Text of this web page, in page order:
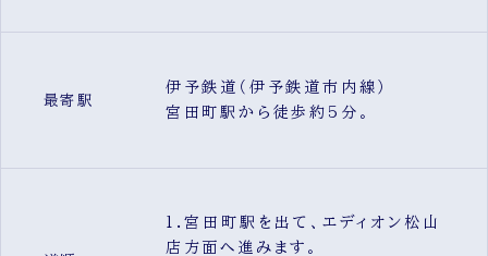
最寄駅
伊予鉄道（伊予鉄道市内線）
宮田町駅から徒歩約5分。
1.宮田町駅を出て、エディオン松山
店方面へ進みます。